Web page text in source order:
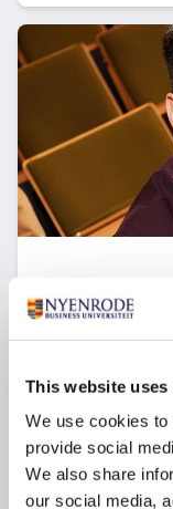
This website uses
We use cookies
provide social
We also share
our social media,
Nederlands
Locatie:
Breukelen
Als startende